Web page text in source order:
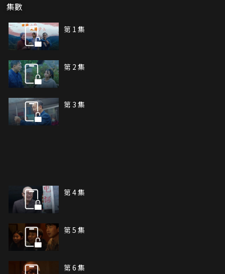
集數
第 1 集
第 2 集
第 3 集
第 4 集
第 5 集
第 6 集